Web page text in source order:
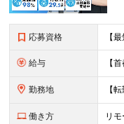
応募資格
給与
勤務地
働き方 リ